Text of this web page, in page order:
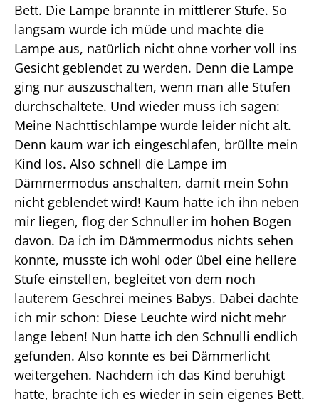
Bett. Die Lampe brannte in mittlerer Stufe. So
langsam wurde ich müde und machte die
Lampe aus, natürlich nicht ohne vorher voll ins
Gesicht geblendet zu werden. Denn die Lampe
ging nur auszuschalten, wenn man alle Stufen
durchschaltete. Und wieder muss ich sagen:
Meine Nachttischlampe wurde leider nicht alt.
Denn kaum war ich eingeschlafen, brüllte mein
Kind los. Also schnell die Lampe im
Dämmermodus anschalten, damit mein Sohn
nicht geblendet wird! Kaum hatte ich ihn neben
mir liegen, flog der Schnuller im hohen Bogen
davon. Da ich im Dämmermodus nichts sehen
konnte, musste ich wohl oder übel eine hellere
Stufe einstellen, begleitet von dem noch
lauterem Geschrei meines Babys. Dabei dachte
ich mir schon: Diese Leuchte wird nicht mehr
lange leben! Nun hatte ich den Schnulli endlich
gefunden. Also konnte es bei Dämmerlicht
weitergehen. Nachdem ich das Kind beruhigt
hatte, brachte ich es wieder in sein eigenes Bett.